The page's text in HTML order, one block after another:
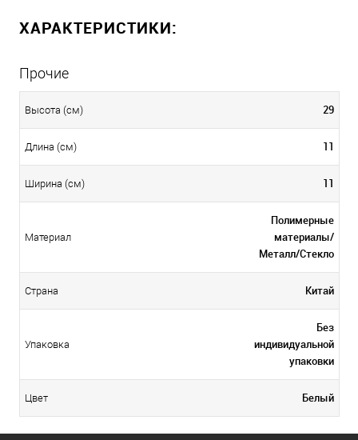
ХАРАКТЕРИСТИКИ:
Прочие
Высота (см) 29
Длина (см) 11
Ширина (см) 11
Материал
Полимерные
материалы/
Металл/Стекло
Страна Китай
Упаковка
Без
индивидуальной
упаковки
Цвет Белый